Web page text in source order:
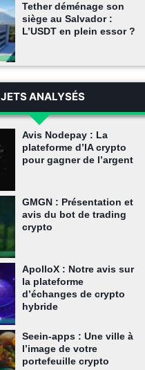
Tether déménage son
siège au Salvador :
L’USDT en plein essor ?
ANALYSÉS
Avis Nodepay : La
plateforme d’IA crypto
pour gagner de l’argent
GMGN : Présentation et
avis du bot de trading
crypto
ApolloX : Notre avis sur
la plateforme
d’échanges de crypto
hybride
Seein-apps : Une ville à
l’image de votre
portefeuille crypto